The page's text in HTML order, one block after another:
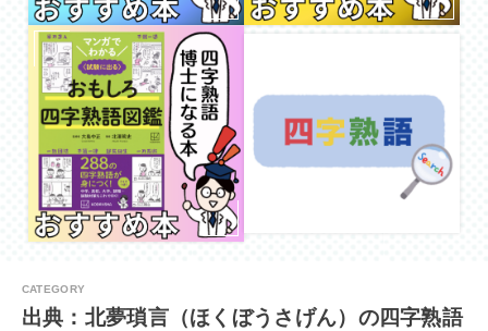
出典：北夢瑣言（ほくぼうさげん）の四字熟語